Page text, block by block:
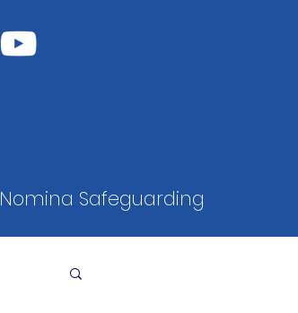
Nomina Safeguarding